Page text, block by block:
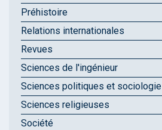
Préhistoire
Relations internationales
Revues
Sciences de l'ingénieur
Sciences politiques et sociologie
Sciences religieuses
Société